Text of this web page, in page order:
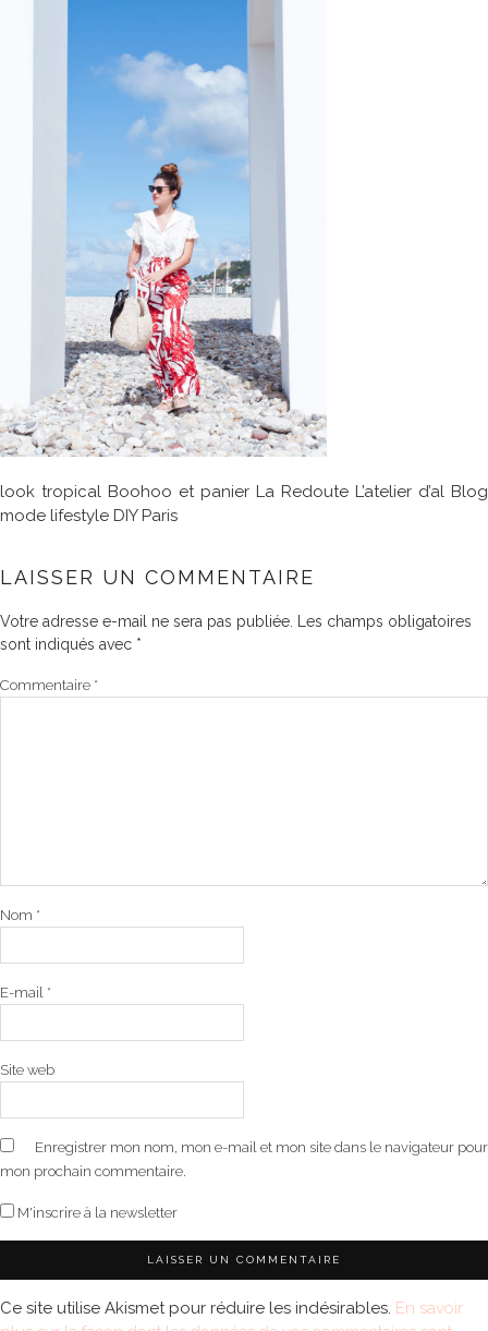
look tropical Boohoo et panier La Redoute L’atelier d’al Blog
mode lifestyle DIY Paris
LAISSER UN COMMENTAIRE
Votre adresse e-mail ne sera pas publiée.
Les champs obligatoires
sont indiqués avec *
Commentaire *
Nom *
E-mail *
Site web
Enregistrer mon nom, mon e-mail et mon site dans le navigateur pour
mon prochain commentaire.
M'inscrire à la newsletter
Ce site utilise Akismet pour réduire les indésirables. En savoir